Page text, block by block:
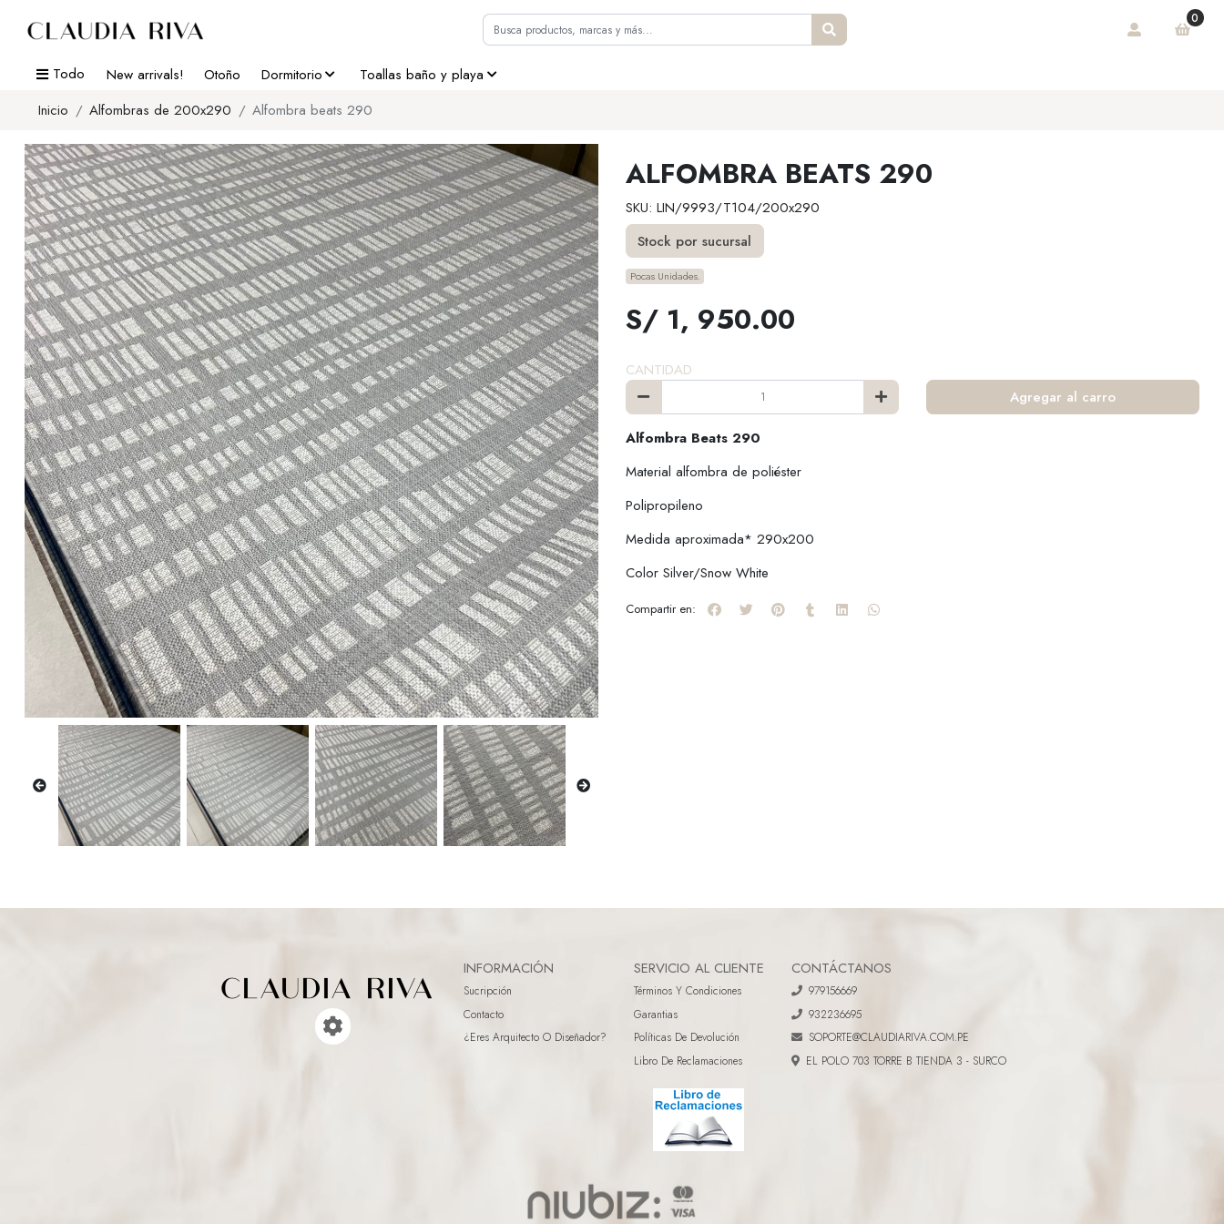
0
Todo New arrivals! Otoño Dormitorio
Toallas baño y playa
Inicio
Alfombras de 200x290 Alfombra beats 290
ALFOMBRA BEATS 290
SKU: LIN/9993/T104/200x290
Stock por sucursal
Pocas Unidades.
S/ 1, 950.00
CANTIDAD
Agregar al carro
Alfombra Beats 290
Material alfombra de poliéster
Polipropileno
Medida aproximada* 290x200
Color Silver/Snow White
Compartir en:
INFORMACIÓN
Sucripción
Contacto
¿eres Arquitecto O Diseñador?
SERVICIO AL CLIENTE
Términos Y Condiciones
Garantias
Políticas De Devolución
Libro De Reclamaciones
CONTÁCTANOS
979156669
932236695
SOPORTE@CLAUDIARIVA.COM.PE
EL POLO 703 TORRE B TIENDA 3 - SURCO